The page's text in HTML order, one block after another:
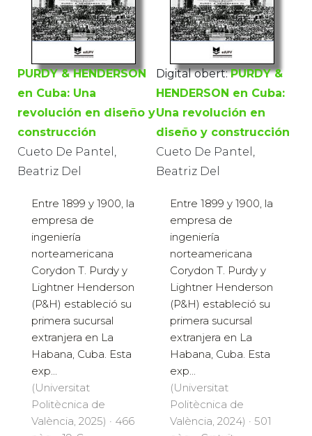
PURDY & HENDERSON
en Cuba: Una
revolución en diseño y
construcción
Cueto De Pantel,
Beatriz Del
Entre 1899 y 1900, la
empresa de
ingeniería
norteamericana
Corydon T. Purdy y
Lightner Henderson
(P&H) estableció su
primera sucursal
extranjera en La
Habana, Cuba. Esta
exp...
(Universitat
Politècnica de
València, 2025) · 466
Digital obert: PURDY &
HENDERSON en Cuba:
Una revolución en
diseño y construcción
Cueto De Pantel,
Beatriz Del
Entre 1899 y 1900, la
empresa de
ingeniería
norteamericana
Corydon T. Purdy y
Lightner Henderson
(P&H) estableció su
primera sucursal
extranjera en La
Habana, Cuba. Esta
exp...
(Universitat
Politècnica de
València, 2024) · 501